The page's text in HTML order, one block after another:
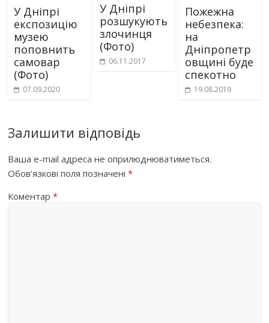
У Дніпрі
експозицію
музею
поповнить
самовар
(Фото)
07.09.2020
У Дніпрі
розшукують
злочинця
(Фото)
06.11.2017
Пожежна
небезпека:
на
Дніпропетр
овщині буде
спекотно
19.08.2019
Залишити відповідь
Ваша e-mail адреса не оприлюднюватиметься.
Обов’язкові поля позначені*
Коментар*